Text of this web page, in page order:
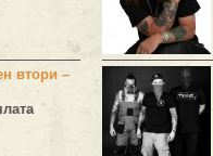
втори –